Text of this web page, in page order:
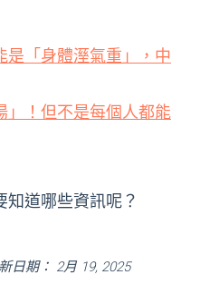
是「身體溼氣重」，中
」！但不是每個人都能
道哪些資訊呢？
日期： 2月 19, 2025